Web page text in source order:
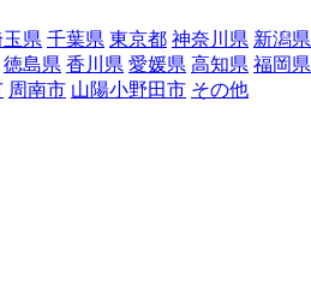
県 千葉県 東京都 神奈川県 新潟県
徳島県 香川県 愛媛県 高知県 福岡県
周南市 山陽小野田市 その他